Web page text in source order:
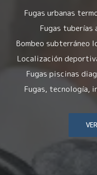
Fugas urbanas
Fugas tuberías
Bombeo subterráneo
Localización
Fugas piscinas
Fugas, tecnología,